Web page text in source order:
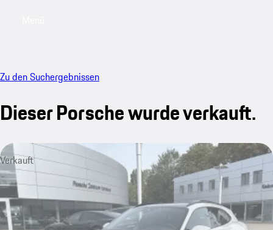
Zu den Suchergebnissen
Dieser Porsche wurde verkauft.
Verkauft